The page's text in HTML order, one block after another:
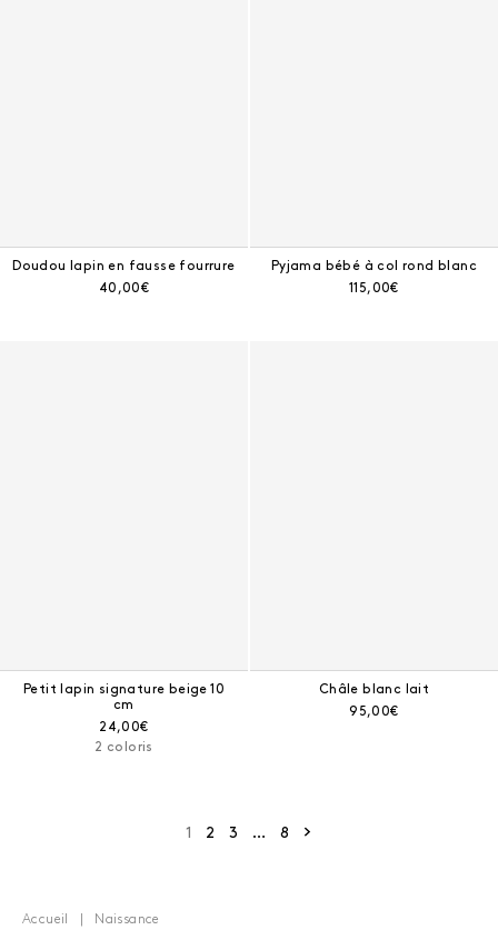
Doudou lapin en fausse fourrure
Prix courant :
40,00€
Pyjama bébé à col rond blanc
Prix courant :
115,00€
Petit lapin signature beige 10
cm
Prix courant :
24,00€
2 coloris
Châle blanc lait
Prix courant :
95,00€
1 2 3 … 8
Accueil Naissance